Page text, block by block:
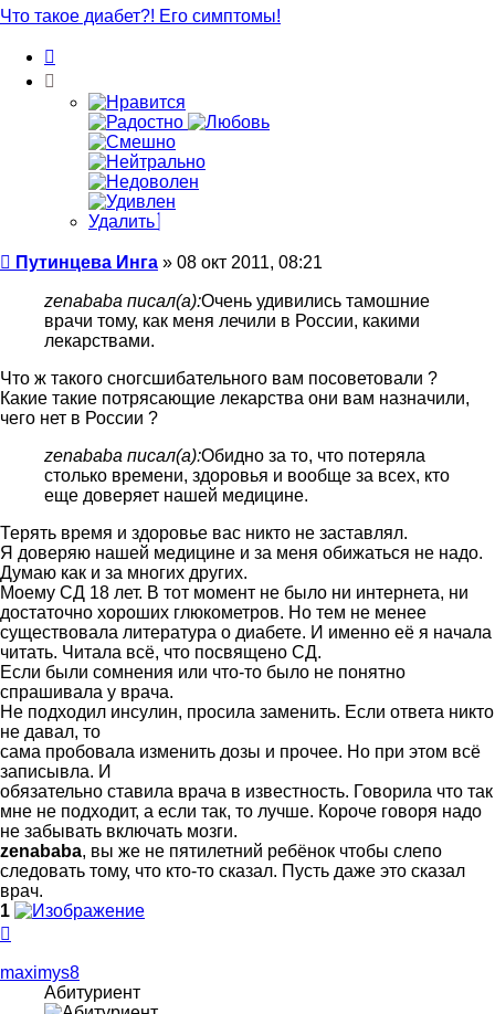
Путинцева
Что такое диабет?! Его симптомы!
Удалить
Сообщение
Путинцева Инга » 08 окт 2011, 08:21
zenababa писал(а):Очень удивились тамошние
врачи тому, как меня лечили в России, какими
лекарствами.
Что ж такого сногсшибательного вам посоветовали ?
Какие такие потрясающие лекарства они вам назначили,
чего нет в России ?
zenababa писал(а):Обидно за то, что потеряла
столько времени, здоровья и вообще за всех, кто
еще доверяет нашей медицине.
Терять время и здоровье вас никто не заставлял.
Я доверяю нашей медицине и за меня обижаться не надо.
Думаю как и за многих других.
Моему СД 18 лет. В тот момент не было ни интернета, ни
достаточно хороших глюкометров. Но тем не менее
существовала литература о диабете. И именно её я начала
читать. Читала всё, что посвящено СД.
Если были сомнения или что-то было не понятно
спрашивала у врача.
Не подходил инсулин, просила заменить. Если ответа никто
не давал, то
сама пробовала изменить дозы и прочее. Но при этом всё
записывла. И
обязательно ставила врача в известность. Говорила что так
мне не подходит, а если так, то лучше. Короче говоря надо
не забывать включать мозги.
zenababa, вы же не пятилетний ребёнок чтобы слепо
следовать тому, что кто-то сказал. Пусть даже это сказал
врач.
1
началу
maximys8
Абитуриент